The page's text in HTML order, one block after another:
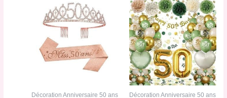
Décoration Anniversaire 50 ans Décoration Anniversaire 50 ans